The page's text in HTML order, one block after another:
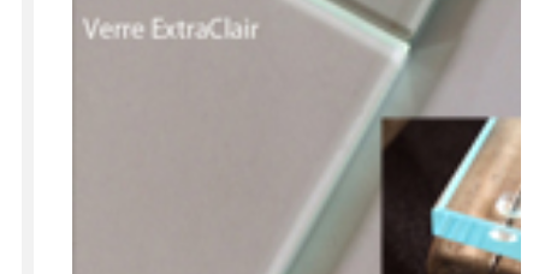
VITRINE EN VERRE
CONNECTEURS ET ASSEMBLAGE DE VERRES
LES CHARNIÈRES DE PORTE EN VERRE